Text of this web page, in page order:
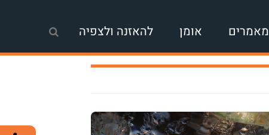
מאמרים אומן להאזנה ולצפיה